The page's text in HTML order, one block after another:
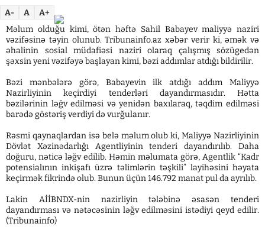
A- A
A+
Məlum olduğu kimi, ötən həftə Sahil Babayev maliyyə naziri
vəzifəsinə təyin olunub. Tribunainfo.az xəbər verir ki, əmək və
əhalinin sosial müdafiəsi naziri olaraq çalışmış sözügedən
şəxsin yeni vəzifəyə başlayan kimi, bəzi addımlar atdığı bildirilir.
Bəzi mənbələrə görə, Babayevin ilk atdığı addım Maliyyə
Nazirliyinin keçirdiyi tenderləri dayandırmasıdır. Hətta
bəzilərinin ləğv edilməsi və yenidən baxılaraq, təqdim edilməsi
barədə göstəriş verdiyi də vurğulanır.
Rəsmi qaynaqlardan isə belə məlum olub ki, Maliyyə Nazirliyinin
Dövlət Xəzinədarlığı Agentliyinin tenderi dayandırılıb. Daha
doğuru, nəticə ləğv edilib. Həmin məlumata görə, Agentlik “Kadr
potensialının inkişafı üzrə təlimlərin təşkili” layihəsini həyata
keçirmək fikrində olub. Bunun üçün 146.792 manat pul da ayrılıb.
Lakin AİİBNDX-nin nazirliyin tələbinə əsasən tenderi
dayandırması və nətəcəsinin ləğv edilməsini istədiyi qeyd edilir.
(Tribunainfo)